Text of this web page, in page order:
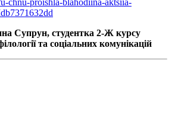
Супрун, студентка 2-Ж курсу
та соціальних комунікацій